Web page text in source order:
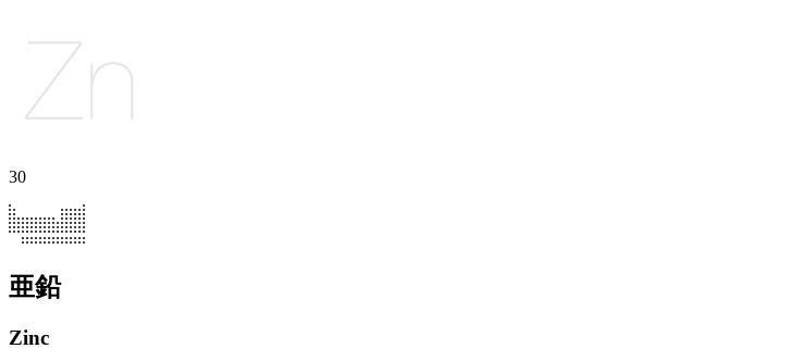
30
亜鉛
Zinc